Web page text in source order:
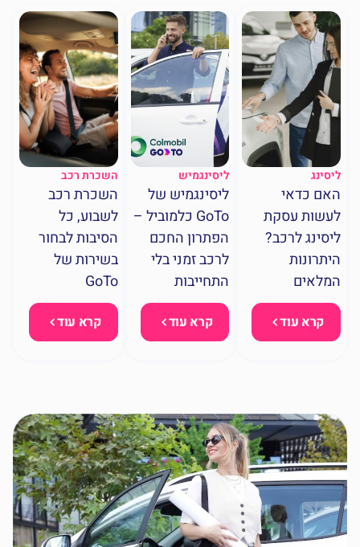
ליסינג
האם כדאי
לעשות עסקת
ליסינג לרכב?
היתרונות
המלאים
קרא עוד
ליסינגמיש
ליסינגמיש של
GoTo כלמוביל –
הפתרון החכם
לרכב זמני בלי
התחייבות
קרא עוד
השכרת רכב
השכרת רכב
לשבוע, כל
הסיבות לבחור
בשירות של
GoTo
קרא עוד